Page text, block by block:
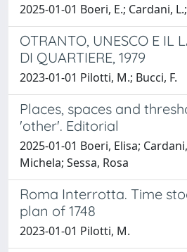
2025-01-01 Boeri, E.; Cardani,
OTRANTO, UNESCO E IL
DI QUARTIERE, 1979
2023-01-01 Pilotti, M.; Bucci, F.
Places, spaces and
'other'. Editorial
2025-01-01 Boeri, Elisa;
Michela; Sessa, Rosa
Roma Interrotta. Time
plan of 1748
2023-01-01 Pilotti, M.